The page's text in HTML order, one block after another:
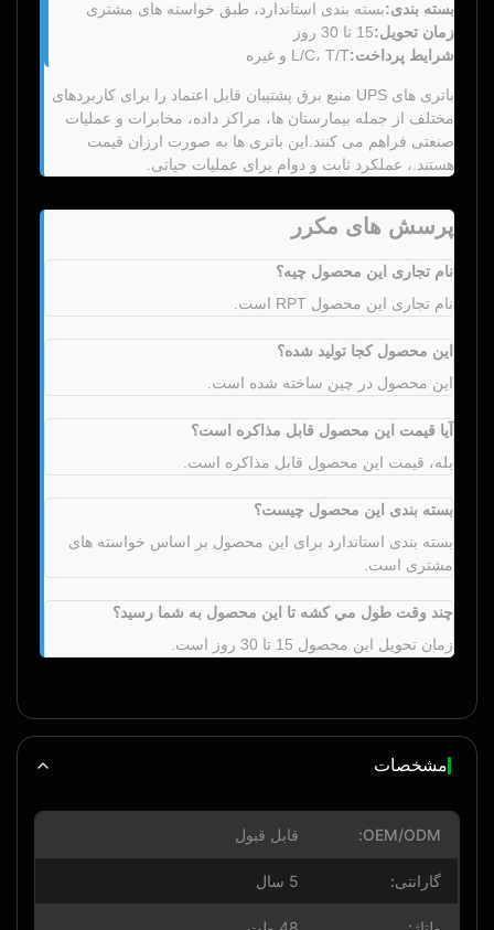
بسته بندی: بسته بندی استاندارد، طبق خواسته های مشتری
زمان تحویل:15 تا 30 روز
شرایط پرداخت: L/C، T/T و غیره
باتری های UPS منبع برق پشتیبان قابل اعتماد را برای کاربردهای
مختلف از جمله بیمارستان ها، مراکز داده، مخابرات و عملیات
صنعتی فراهم می کنند.این باتری ها به صورت ارزان قیمت
هستند.، عملکرد ثابت و دوام برای عملیات حیاتی.
پرسش های مکرر
نام تجاری این محصول چیه؟
نام تجاری این محصول RPT است.
اين محصول کجا توليد شده؟
این محصول در چین ساخته شده است.
آیا قیمت این محصول قابل مذاکره است؟
بله، قیمت این محصول قابل مذاکره است.
بسته بندی این محصول چیست؟
بسته بندی استاندارد برای این محصول بر اساس خواسته های
مشتری است.
چند وقت طول مي کشه تا اين محصول به شما رسيد؟
زمان تحویل این محصول 15 تا 30 روز است.
مشخصات
OEM/ODM: قابل قبول
گارانتی: